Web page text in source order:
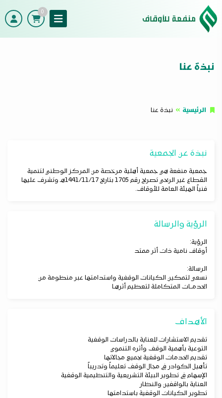
0
نبذة عنا
الرئيسية نبذة عنا
نبذة عن الجمعية
جمعية منفعة هي جمعية أهلية مرخصة من المركز الوطني لتنمية
القطاع غير الربحي تصريح رقم 1705 بتاريخ 1441/11/17هـ وتشرف عليها
فنياً الهيئة العامة للأوقاف.
الرؤية والرسالة
الرؤية:
أوقاف نامية ذات أثر ممتد
الرسالة:
نسعى لتمكين الكيانات الوقفية واستدامتها عبر منظومة من
الخدمــات المتكاملة لتعظيم أثرهـا
الأهداف
تقديم الاستشارات للعناية بالدراسات الوقفية
التوعية بأهمية الوقف وأثره التنموي
تقديم الخدمات الوقفية بجميع مجالاتها
تأهيل الكوادر في مجال الوقف تعليماً وتدريباً
الإسهام في تطوير البيئة التشريعية والتنظيمية الوقفية
العناية بالواقفين والنظار
تطوير الكيانات الوقفية باستدامتها